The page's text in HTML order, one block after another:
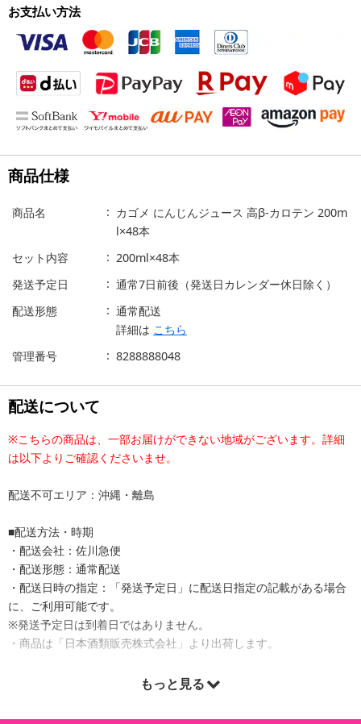
お支払い方法
商品仕様
商品名
カゴメ にんじんジュース 高β-カロテン 200m
l×48本
セット内容
200ml×48本
発送予定日
通常7日前後（発送日カレンダー休日除く）
配送形態
通常配送
詳細は こちら
管理番号
8288888048
配送について
※こちらの商品は、一部お届けができない地域がございます。詳細
は以下よりご確認くださいませ。
配送不可エリア：沖縄・離島
■配送方法・時期
・配送会社：佐川急便
・配送形態：通常配送
・配送日時の指定：「発送予定日」に配送日指定の記載がある場合
に、ご利用可能です。
※発送予定日は到着日ではありません。
・商品は「日本酒類販売株式会社」より出荷します。
もっと見る